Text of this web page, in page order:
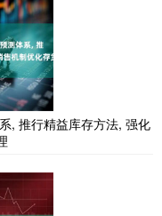
, 推行精益库存方法, 强化